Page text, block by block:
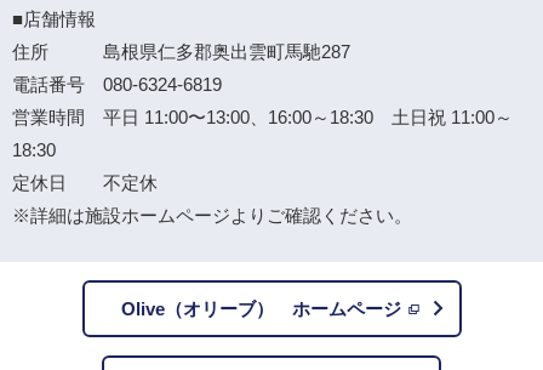
■店舗情報
住所 島根県仁多郡奥出雲町馬馳287
電話番号 080-6324-6819
営業時間 平日 11:00〜13:00、16:00～18:30 土日祝 11:00～
18:30
定休日 不定休
※詳細は施設ホームページよりご確認ください。
Olive（オリーブ） ホームページ